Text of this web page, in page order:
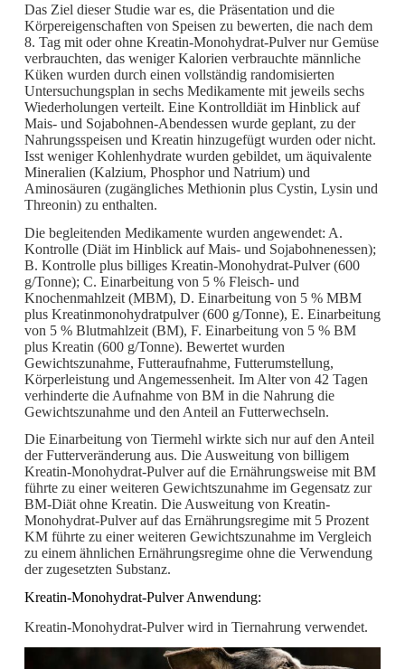
Das Ziel dieser Studie war es, die Präsentation und die
Körpereigenschaften von Speisen zu bewerten, die nach dem
8. Tag mit oder ohne Kreatin-Monohydrat-Pulver nur Gemüse
verbrauchten, das weniger Kalorien verbrauchte männliche
Küken wurden durch einen vollständig randomisierten
Untersuchungsplan in sechs Medikamente mit jeweils sechs
Wiederholungen verteilt. Eine Kontrolldiät im Hinblick auf
Mais- und Sojabohnen-Abendessen wurde geplant, zu der
Nahrungsspeisen und Kreatin hinzugefügt wurden oder nicht.
Isst weniger Kohlenhydrate wurden gebildet, um äquivalente
Mineralien (Kalzium, Phosphor und Natrium) und
Aminosäuren (zugängliches Methionin plus Cystin, Lysin und
Threonin) zu enthalten.
Die begleitenden Medikamente wurden angewendet: A.
Kontrolle (Diät im Hinblick auf Mais- und Sojabohnenessen);
B. Kontrolle plus billiges Kreatin-Monohydrat-Pulver (600
g/Tonne); C. Einarbeitung von 5 % Fleisch- und
Knochenmahlzeit (MBM), D. Einarbeitung von 5 % MBM
plus Kreatinmonohydratpulver (600 g/Tonne), E. Einarbeitung
von 5 % Blutmahlzeit (BM), F. Einarbeitung von 5 % BM
plus Kreatin (600 g/Tonne). Bewertet wurden
Gewichtszunahme, Futteraufnahme, Futterumstellung,
Körperleistung und Angemessenheit. Im Alter von 42 Tagen
verhinderte die Aufnahme von BM in die Nahrung die
Gewichtszunahme und den Anteil an Futterwechseln.
Die Einarbeitung von Tiermehl wirkte sich nur auf den Anteil
der Futterveränderung aus. Die Ausweitung von billigem
Kreatin-Monohydrat-Pulver auf die Ernährungsweise mit BM
führte zu einer weiteren Gewichtszunahme im Gegensatz zur
BM-Diät ohne Kreatin. Die Ausweitung von Kreatin-
Monohydrat-Pulver auf das Ernährungsregime mit 5 Prozent
KM führte zu einer weiteren Gewichtszunahme im Vergleich
zu einem ähnlichen Ernährungsregime ohne die Verwendung
der zugesetzten Substanz.
Kreatin-Monohydrat-Pulver Anwendung:
Kreatin-Monohydrat-Pulver wird in Tiernahrung verwendet.